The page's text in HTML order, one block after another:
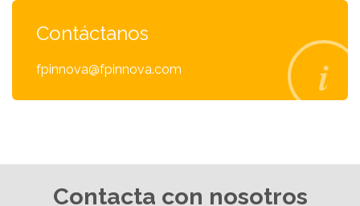
Contáctanos
fpinnova@fpinnova.com
Contacta con nosotros